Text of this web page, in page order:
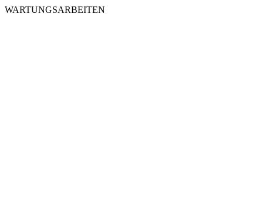
WARTUNGSARBEITEN